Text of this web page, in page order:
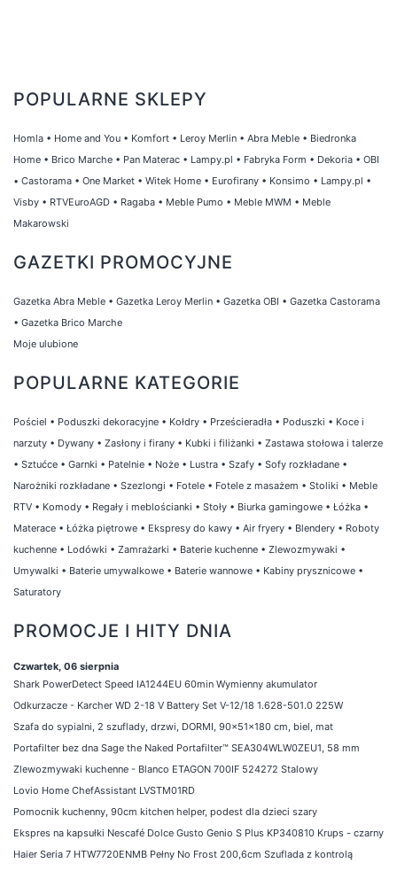
POPULARNE SKLEPY
Homla • Home and You • Komfort • Leroy Merlin • Abra Meble • Biedronka
Home • Brico Marche • Pan Materac • Lampy.pl • Fabryka Form • Dekoria • OBI
• Castorama • One Market • Witek Home • Eurofirany • Konsimo • Lampy.pl •
Visby • RTVEuroAGD • Ragaba • Meble Pumo • Meble MWM • Meble
Makarowski
GAZETKI PROMOCYJNE
Gazetka Abra Meble • Gazetka Leroy Merlin • Gazetka OBI • Gazetka Castorama
• Gazetka Brico Marche
Moje ulubione
POPULARNE KATEGORIE
Pościel • Poduszki dekoracyjne • Kołdry • Prześcieradła • Poduszki • Koce i
narzuty • Dywany • Zasłony i firany • Kubki i filiżanki • Zastawa stołowa i talerze
• Sztućce • Garnki • Patelnie • Noże • Lustra • Szafy • Sofy rozkładane •
Narożniki rozkładane • Szezlongi • Fotele • Fotele z masażem • Stoliki • Meble
RTV • Komody • Regały i meblościanki • Stoły • Biurka gamingowe • Łóżka •
Materace • Łóżka piętrowe • Ekspresy do kawy • Air fryery • Blendery • Roboty
kuchenne • Lodówki • Zamrażarki • Baterie kuchenne • Zlewozmywaki •
Umywalki • Baterie umywalkowe • Baterie wannowe • Kabiny prysznicowe •
Saturatory
PROMOCJE I HITY DNIA
Czwartek, 06 sierpnia
Shark PowerDetect Speed IA1244EU 60min Wymienny akumulator
Odkurzacze - Karcher WD 2-18 V Battery Set V-12/18 1.628-501.0 225W
Szafa do sypialni, 2 szuflady, drzwi, DORMI, 90x51x180 cm, biel, mat
Portafilter bez dna Sage the Naked Portafilter™ SEA304WLW0ZEU1, 58 mm
Zlewozmywaki kuchenne - Blanco ETAGON 700IF 524272 Stalowy
Lovio Home ChefAssistant LVSTM01RD
Pomocnik kuchenny, 90cm kitchen helper, podest dla dzieci szary
Ekspres na kapsułki Nescafé Dolce Gusto Genio S Plus KP340810 Krups - czarny
Haier Seria 7 HTW7720ENMB Pełny No Frost 200,6cm Szuflada z kontrolą